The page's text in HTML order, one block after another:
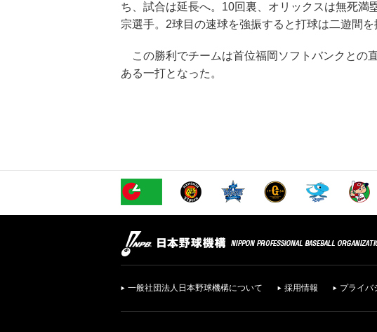
ち、試合は延長へ。10回裏、オリックスは無死
宗選手。2球目の速球を強振すると打球は二遊間を
この勝利でチームは首位福岡ソフトバンクとの
ある一打となった。
一般社団法人日本野球機構について 採用情報 プライバ